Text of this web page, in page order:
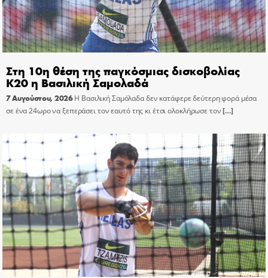
Στη 10η θέση της παγκόσμιας δισκοβολίας
Κ20 η Βασιλική Σαμολαδά
7 Αυγούστου, 2026 Η Βασιλική Σαμόλαδα δεν κατάφερε δεύτερη φορά μέσα
σε ένα 24ωρο να ξεπεράσει τον εαυτό της κι έτσι ολοκλήρωσε τον[…]